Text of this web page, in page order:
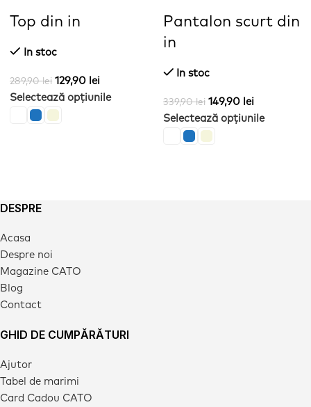
Top din in
In stoc
289,90lei 129,90 lei
Selectează opțiunile
Pantalon scurt din
in
In stoc
339,90lei 149,90 lei
Selectează opțiunile
DESPRE
Acasa
Despre noi
Magazine CATO
Blog
Contact
GHID DE CUMPĂRĂTURI
Ajutor
Tabel de marimi
Card Cadou CATO